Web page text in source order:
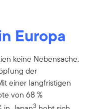
Europa
keine Nebensache.
der
einer langfristigen
von 68 %
3